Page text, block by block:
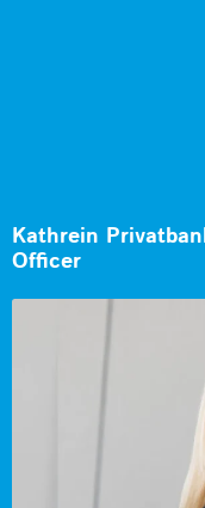
Kathrein
Officer